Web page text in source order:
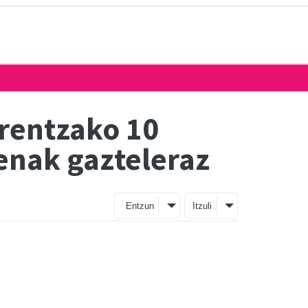
10
gazteleraz
Entzun Itzuli